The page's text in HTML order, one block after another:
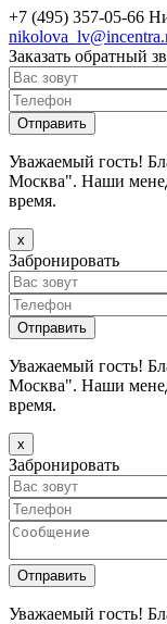
+7 (495) 357-05-66
Заказать обратный
Уважаемый гость!
Москва". Наши
время.
х
Забронировать
Уважаемый гость!
Москва". Наши
время.
х
Забронировать
Уважаемый гость!